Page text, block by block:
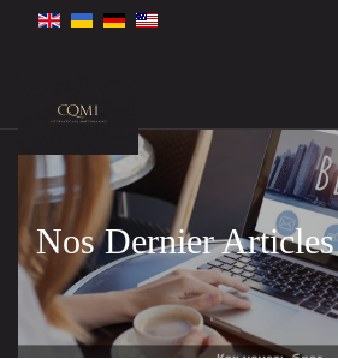
Nos Dernier Articles